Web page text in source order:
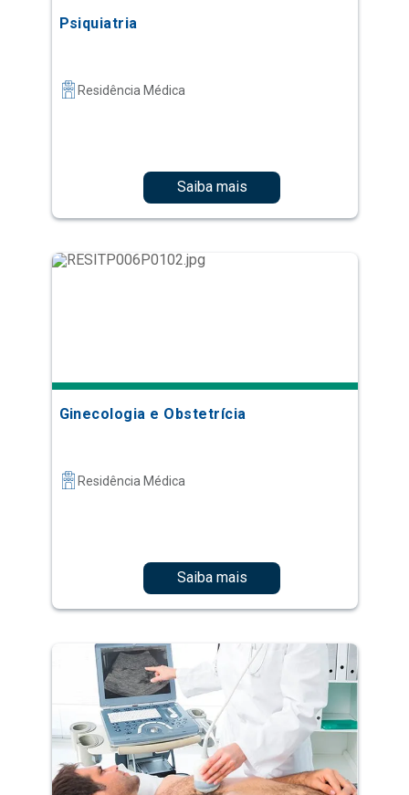
Psiquiatria
Residência Médica
Saiba mais
Ginecologia e Obstetrícia
Residência Médica
Saiba mais